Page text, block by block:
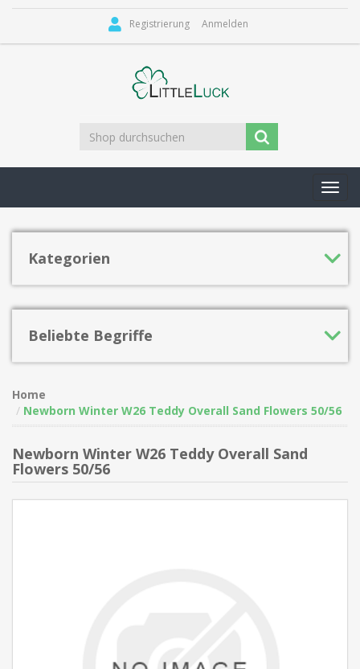
Registrierung Anmelden
Kategorien
Beliebte Begriffe
Home
Newborn Winter W26 Teddy Overall Sand Flowers 50/56
Newborn Winter W26 Teddy Overall Sand
Flowers 50/56